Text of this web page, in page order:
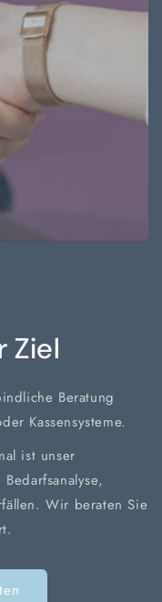
Ziel
Beratung
Kassensysteme.
ist unser
Wir beraten Sie